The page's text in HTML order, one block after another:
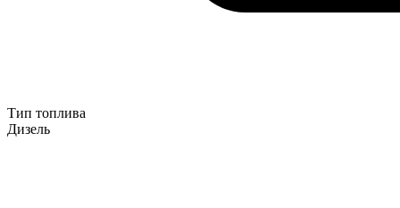
Тип топлива
Дизель